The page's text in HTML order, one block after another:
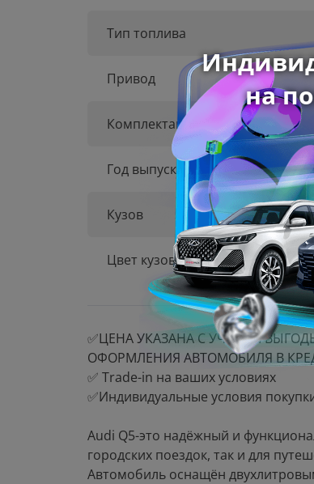
Тип топлива
Привод
Комплектация
Год выпуска
Кузов
Цвет кузова
✅ЦЕНА УКАЗАНА С УЧЁТОМ
ОФОРМЛЕНИЯ АВТОМОБИЛЯ В
✅ Trade-in на ваших условиях
✅Индивидуальные условия
Audi Q5-это надёжный и
городских поездок, так и для
Автомобиль оснащён